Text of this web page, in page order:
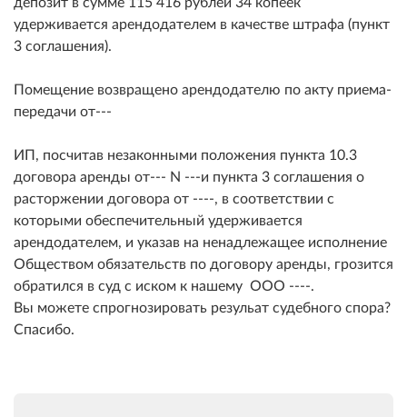
удерживается арендодателем в качестве штрафа (пункт
3 соглашения).
Помещение возвращено арендодателю по акту приема-
передачи от---
ИП, посчитав незаконными положения пункта 10.3
договора аренды от--- N ---и пункта 3 соглашения о
расторжении договора от ----, в соответствии с
которыми обеспечительный удерживается
арендодателем, и указав на ненадлежащее исполнение
Обществом обязательств по договору аренды, грозится
обратился в суд с иском к нашему ООО ----.
Вы можете спрогнозировать резульат судебного спора?
Спасибо.